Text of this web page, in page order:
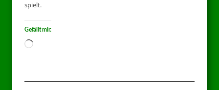
spielt.
Gefällt mir: